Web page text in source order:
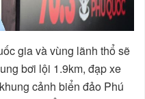
gia và vùng lãnh thổ sẽ
bơi lội 1.9km, đạp xe
cảnh biển đảo Phú